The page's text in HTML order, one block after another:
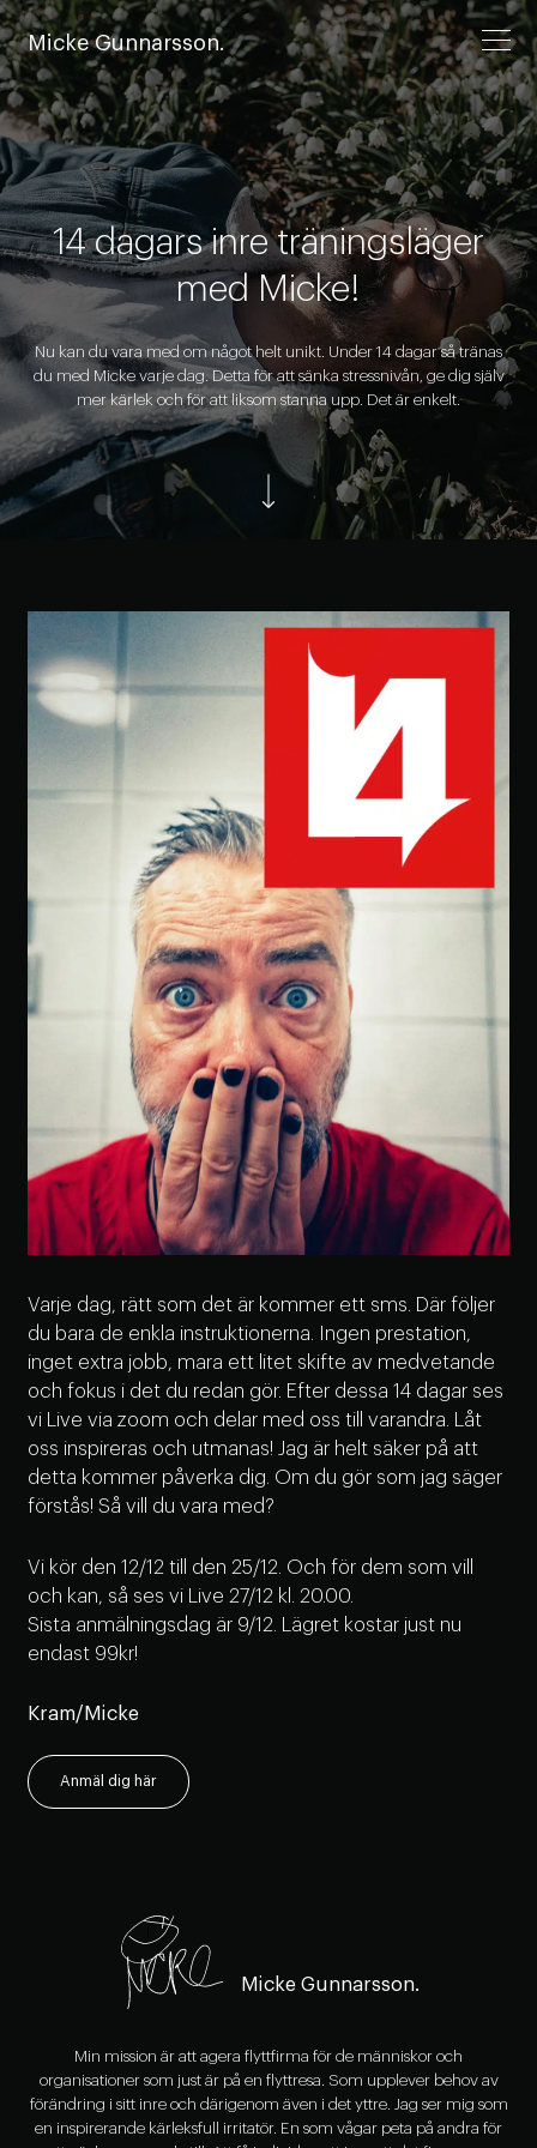
Micke Gunnarsson.
14 dagars inre träningsläger
med Micke!
Nu kan du vara med om något helt unikt. Under 14 dagar så tränas
du med Micke varje dag. Detta för att sänka stressnivån, ge dig själv
mer kärlek och för att liksom stanna upp. Det är enkelt.
Varje dag, rätt som det är kommer ett sms. Där följer
du bara de enkla instruktionerna. Ingen prestation,
inget extra jobb, mara ett litet skifte av medvetande
och fokus i det du redan gör. Efter dessa 14 dagar ses
vi Live via zoom och delar med oss till varandra. Låt
oss inspireras och utmanas! Jag är helt säker på att
detta kommer påverka dig. Om du gör som jag säger
förstås! Så vill du vara med?
Vi kör den 12/12 till den 25/12. Och för dem som vill
och kan, så ses vi Live 27/12 kl. 20.00.
Sista anmälningsdag är 9/12. Lägret kostar just nu
endast 99kr!
Kram/Micke
Anmäl dig här
Micke Gunnarsson.
Min mission är att agera flyttfirma för de människor och
organisationer som just är på en flyttresa. Som upplever behov av
förändring i sitt inre och därigenom även i det yttre. Jag ser mig som
en inspirerande kärleksfull irritatör. En som vågar peta på andra för